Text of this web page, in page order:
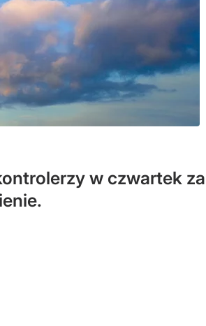
w czwartek